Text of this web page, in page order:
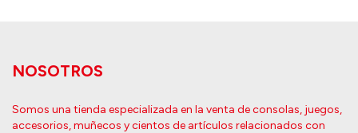
NOSOTROS
Somos una tienda especializada en la venta de consolas, juegos,
accesorios, muñecos y cientos de artículos relacionados con